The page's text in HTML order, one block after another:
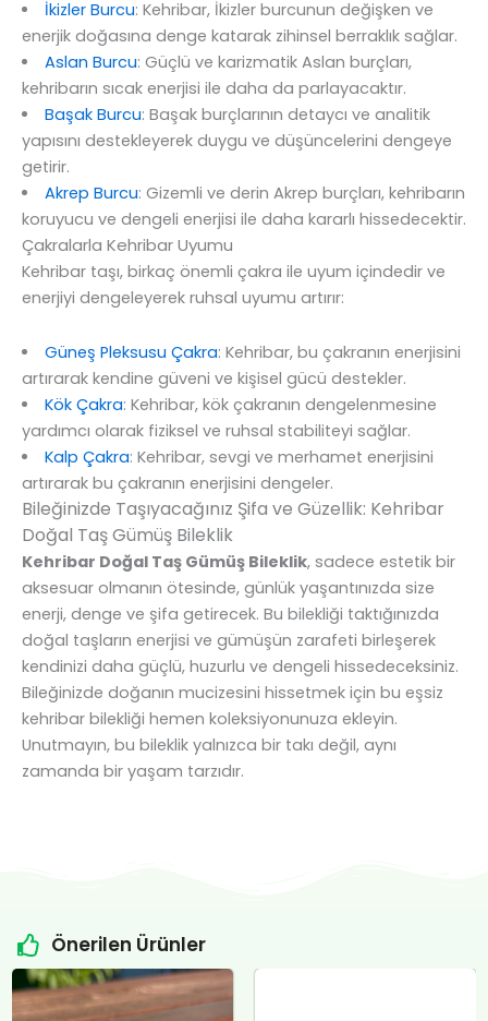
İkizler Burcu: Kehribar, İkizler burcunun değişken ve
enerjik doğasına denge katarak zihinsel berraklık sağlar.
Aslan Burcu: Güçlü ve karizmatik Aslan burçları,
kehribarın sıcak enerjisi ile daha da parlayacaktır.
Başak Burcu: Başak burçlarının detaycı ve analitik
yapısını destekleyerek duygu ve düşüncelerini dengeye
getirir.
Akrep Burcu: Gizemli ve derin Akrep burçları, kehribarın
koruyucu ve dengeli enerjisi ile daha kararlı hissedecektir.
Çakralarla Kehribar Uyumu
Kehribar taşı, birkaç önemli çakra ile uyum içindedir ve
enerjiyi dengeleyerek ruhsal uyumu artırır:
Güneş Pleksusu Çakra: Kehribar, bu çakranın enerjisini
artırarak kendine güveni ve kişisel gücü destekler.
Kök Çakra: Kehribar, kök çakranın dengelenmesine
yardımcı olarak fiziksel ve ruhsal stabiliteyi sağlar.
Kalp Çakra: Kehribar, sevgi ve merhamet enerjisini
artırarak bu çakranın enerjisini dengeler.
Bileğinizde Taşıyacağınız Şifa ve Güzellik: Kehribar
Doğal Taş Gümüş Bileklik
Kehribar Doğal Taş Gümüş Bileklik, sadece estetik bir
aksesuar olmanın ötesinde, günlük yaşantınızda size
enerji, denge ve şifa getirecek. Bu bilekliği taktığınızda
doğal taşların enerjisi ve gümüşün zarafeti birleşerek
kendinizi daha güçlü, huzurlu ve dengeli hissedeceksiniz.
Bileğinizde doğanın mucizesini hissetmek için bu eşsiz
kehribar bilekliği hemen koleksiyonunuza ekleyin.
Unutmayın, bu bileklik yalnızca bir takı değil, aynı
zamanda bir yaşam tarzıdır.
Önerilen Ürünler
Orijinal
fiyat:
Şu
andaki